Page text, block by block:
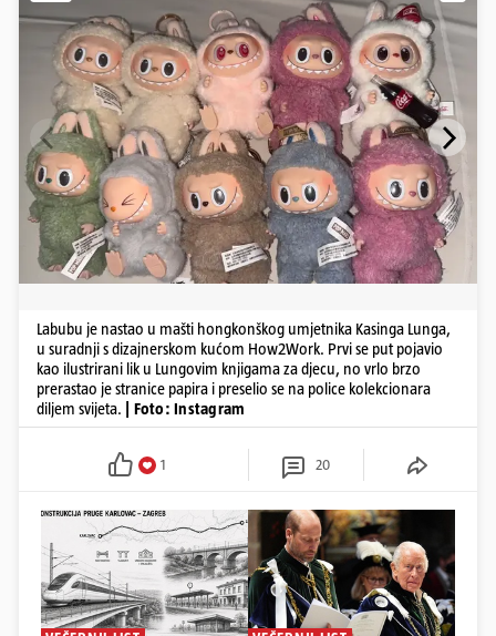
Labubu je nastao u mašti hongkonškog umjetnika Kasinga Lunga,
u suradnji s dizajnerskom kućom How2Work. Prvi se put pojavio
kao ilustrirani lik u Lungovim knjigama za djecu, no vrlo brzo
prerastao je stranice papira i preselio se na police kolekcionara
diljem svijeta.
| Foto: Instagram
1 20